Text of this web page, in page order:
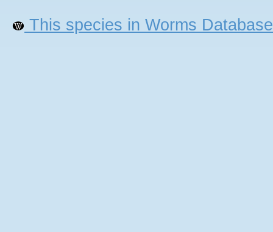
This species in Worms Database